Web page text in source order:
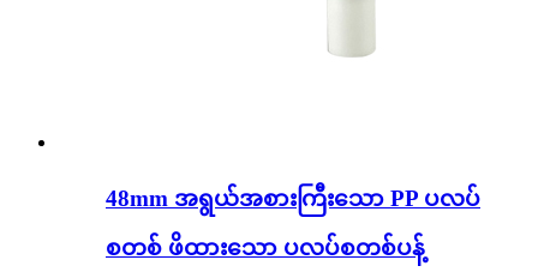
48mm အရွယ်အစားကြီးသော PP ပလပ်
စတစ် ဖိထားသော ပလပ်စတစ်ပန့်